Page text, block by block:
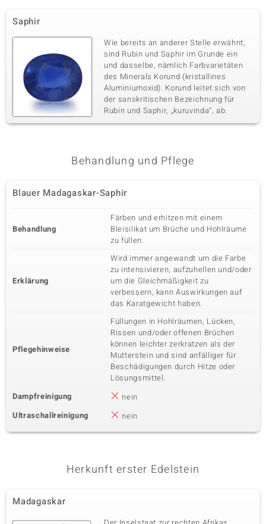
Saphir
Wie bereits an anderer Stelle erwähnt,
sind Rubin und Saphir im Grunde ein
und dasselbe, nämlich Farbvarietäten
des Minerals Korund (kristallines
Aluminiumoxid). Korund leitet sich von
der sanskritischen Bezeichnung für
Rubin und Saphir, „kuruvinda“, ab.
Behandlung und Pflege
Blauer Madagaskar-Saphir
Behandlung
Färben und erhitzen mit einem
Bleisilikat um Brüche und Hohlräume
zu füllen.
Erklärung
Wird immer angewandt um die Farbe
zu intensivieren, aufzuhellen und/oder
um die Gleichmäßigkeit zu
verbessern, kann Auswirkungen auf
das Karatgewicht haben.
Pflegehinweise
Füllungen in Hohlräumen, Lücken,
Rissen und/oder offenen Brüchen
können leichter zerkratzen als der
Mutterstein und sind anfälliger für
Beschädigungen durch Hitze oder
Lösungsmittel.
Dampfreinigung
nein
Ultraschallreinigung
nein
Herkunft erster Edelstein
Madagaskar